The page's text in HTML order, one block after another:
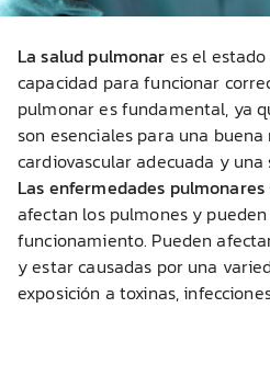
La salud pulmonar es el
capacidad para funcionar
pulmonar es fundamental, ya
son esenciales para una
cardiovascular adecuada y
Las enfermedades pulmonares
afectan los pulmones y
funcionamiento. Pueden
y estar causadas por una
exposición a toxinas,